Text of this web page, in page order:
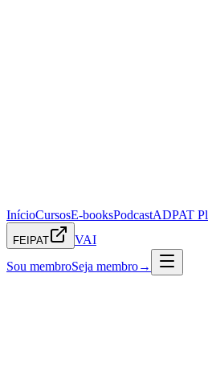
InícioCursosE-booksPodcastADPAT
FEIPAT
VAI
Sou membroSeja membro→